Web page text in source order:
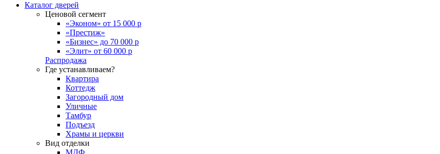
Каталог дверей
Ценовой сегмент
«Эконом» от 15 000 р
«Престиж»
«Бизнес» до 70 000 р
«Элит» от 60 000 р
Распродажа
Где устанавливаем?
Квартира
Коттедж
Загородный дом
Уличные
Тамбур
Подъезд
Храмы и церкви
Вид отделки